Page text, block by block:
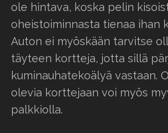
ole hintava, koska pelin
oheistoiminnasta tienaa ihan
Auton ei myöskään tarvitse
täyteen kortteja, jotta sillä
kuminauhatekoälyä vastaan.
olevia korttejaan voi myös
palkkiolla.